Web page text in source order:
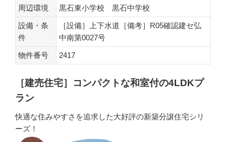
周辺環境 黒石東小学校 黒石中学校
設備・条
件
［設備］上下水道［備考］R05確認建セ弘
中南第0027号
物件番号 2417
［建売住宅］コンパクトな和室付の4LDKプ
ラン
快適な住みやすさを追求した大好評の新築分譲住宅シリ
ーズ！